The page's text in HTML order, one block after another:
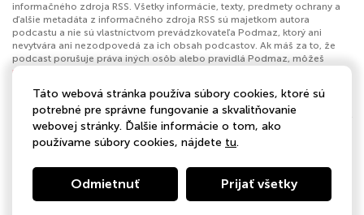
informačného zdroja RSS. Všetky informácie, texty, predmety ochrany a
ďalšie metadáta z informačného zdroja RSS sú majetkom autora
podcastu a nie sú vlastníctvom prevádzkovateľa Podmaz, ktorý ani
nevytvára ani nezodpovedá za ich obsah podcastov. Ak máš za to, že
podcast porušuje práva iných osôb alebo pravidlá Podmaz, môžeš
nahlásiť obsah
Autor:Centrum komunitného organizovania a platforma Nie v
našom meste
Kategórie: Spoločnosť a kultúra
Táto webová stránka používa súbory cookies, ktoré sú
potrebné pre správne fungovanie a skvalitňovanie
webovej stránky. Ďalšie informácie o tom, ako
používame súbory cookies, nájdete tu.
Odmietnuť Prijať všetky